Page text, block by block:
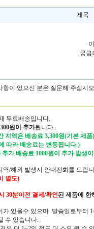
제목
궁금
이 있으신 분은 질문해 주십시
무료배송입니다.
원이 추가됩니다.
지역은 배송료 3,300원(기본 제
따라 배송료는 변동됩니다.)
가 배송료 1000원이 추가 발생
역/해외 발생시 안내전화를 드립
별도)
30분이전 결제/확인된 제품에 한
가 있을수 있으며 발송일로부터
수 있습니다.